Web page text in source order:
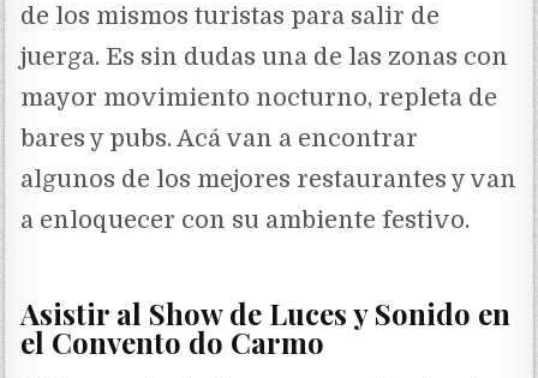
de los mismos turistas para salir de
juerga. Es sin dudas una de las zonas con
mayor movimiento nocturno, repleta de
bares y pubs. Acá van a encontrar
algunos de los mejores restaurantes y van
a enloquecer con su ambiente festivo.
Asistir al Show de Luces y Sonido en
el Convento do Carmo